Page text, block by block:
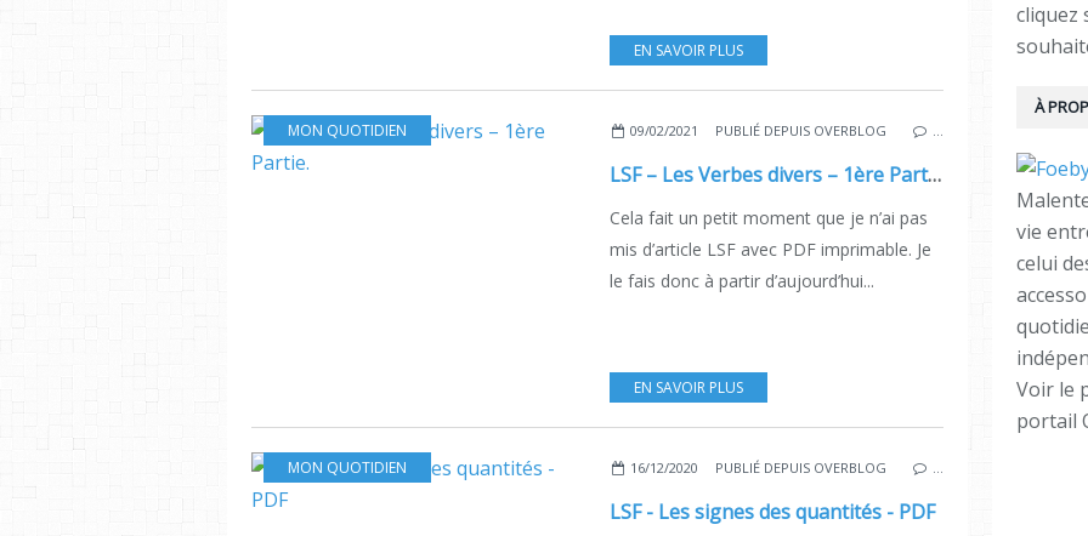
EN SAVOIR PLUS
MON QUOTIDIEN 09/02/2021 PUBLIÉ DEPUIS OVERBLOG
LSF – Les Verbes divers – 1ère Partie.
Cela fait un petit moment que je n’ai pas
mis d’article LSF avec PDF imprimable. Je
le fais donc à partir d’aujourd’hui...
EN SAVOIR PLUS
MON QUOTIDIEN 16/12/2020 PUBLIÉ DEPUIS OVERBLOG
LSF - Les signes des quantités - PDF
cliquez
À
vie
celui
Voir le
portail